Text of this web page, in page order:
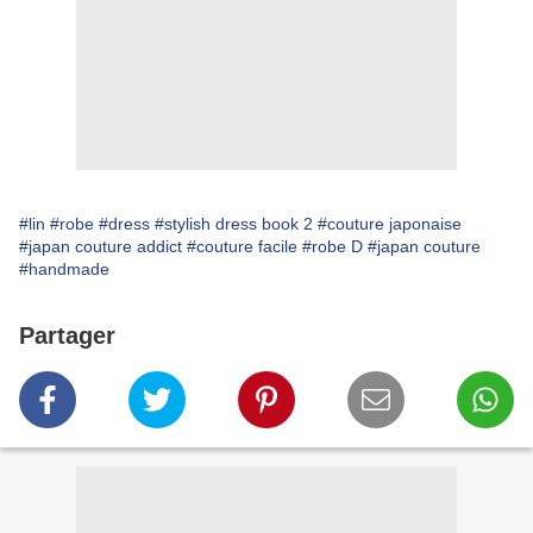
#lin #robe #dress #stylish dress book 2 #couture japonaise
#japan couture addict #couture facile #robe D #japan couture
#handmade
Partager